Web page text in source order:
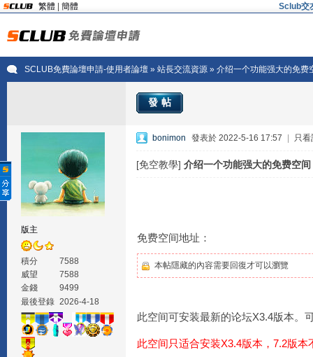
繁體 簡體 Sclub交
SCLUB免費論壇申請-使用者論壇» 站長交流資源» 介绍一个功能强大的免费
發帖
版主
積分
7588
威望
7588
金錢
9499
最後登錄 2026-4-18
bonimon 發表於 2022-5-16 17:57 只看
[免空教學] 介绍一个功能强大的免费空间
免费空间地址：
本帖隱藏的內容需要回復才可以瀏覽
此空间可安装最新的论坛X3.4版本。
此空间只适合安装X3.4版本，7.2版本